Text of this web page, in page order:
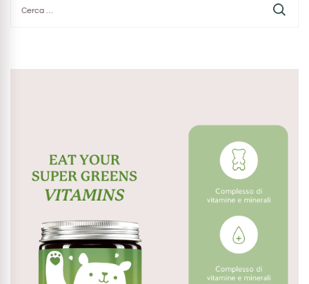
per: